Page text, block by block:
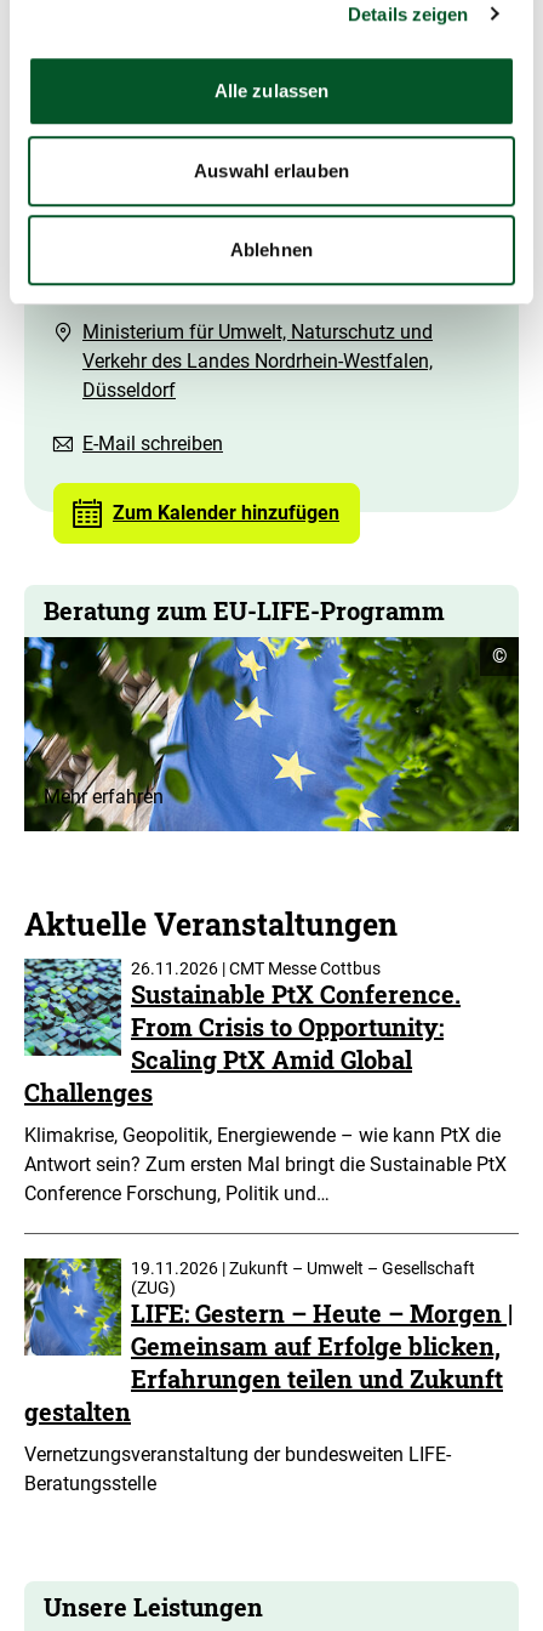
Details zeigen
Alle zulassen
Auswahl erlauben
Ablehnen
EU-LIFE: Förderoptionen für die
LIFE-Beratungsstelle
27.03.2025
10:30 Uhr-15:30 Uhr
Ministerium für Umwelt, Naturschutz und
Verkehr des Landes Nordrhein-Westfalen,
Düsseldorf
E-Mail schreiben
Zum Kalender hinzufügen
Beratung zum EU-LIFE-Programm
Mehr erfahren
©
Aktuelle Veranstaltungen
26.11.2026 | CMT Messe Cottbus
Sustainable PtX Conference.
From Crisis to Opportunity:
Scaling PtX Amid Global
Challenges
Klimakrise, Geopolitik, Energiewende – wie kann PtX die
Antwort sein? Zum ersten Mal bringt die Sustainable PtX
Conference Forschung, Politik und…
19.11.2026 | Zukunft – Umwelt – Gesellschaft
(ZUG)
LIFE: Gestern – Heute – Morgen |
Gemeinsam auf Erfolge blicken,
Erfahrungen teilen und Zukunft
gestalten
Vernetzungsveranstaltung der bundesweiten LIFE-
Beratungsstelle
Unsere Leistungen